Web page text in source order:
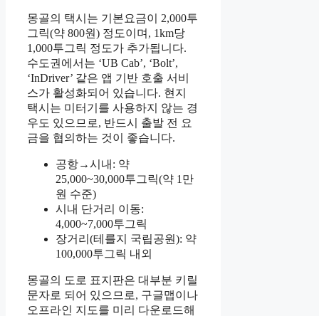
몽골의 택시는 기본요금이 2,000투
그릭(약 800원) 정도이며, 1km당
1,000투그릭 정도가 추가됩니다.
수도권에서는 ‘UB Cab’, ‘Bolt’,
‘InDriver’ 같은 앱 기반 호출 서비
스가 활성화되어 있습니다. 현지
택시는 미터기를 사용하지 않는 경
우도 있으므로, 반드시 출발 전 요
금을 협의하는 것이 좋습니다.
공항→시내: 약
25,000~30,000투그릭(약 1만
원 수준)
시내 단거리 이동:
4,000~7,000투그릭
장거리(테를지 국립공원): 약
100,000투그릭 내외
몽골의 도로 표지판은 대부분 키릴
문자로 되어 있으므로, 구글맵이나
오프라인 지도를 미리 다운로드해